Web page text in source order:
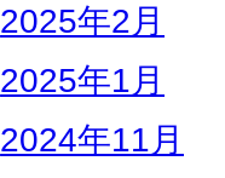
2025年2月
2025年1月
2024年11月